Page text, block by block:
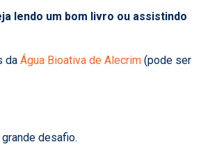
lendo um bom livro ou assistindo
da Água Bioativa de Alecrim(pode ser
desafio.